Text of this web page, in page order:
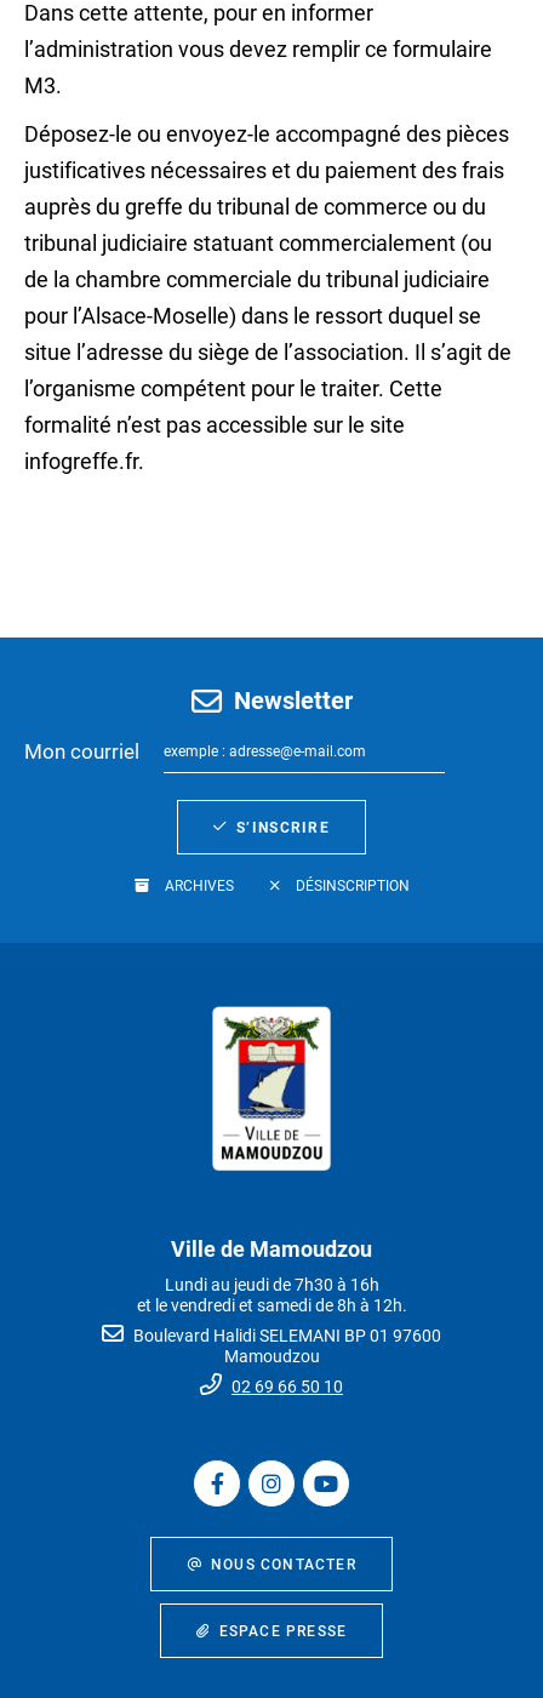
Dans cette attente, pour en informer
l’administration vous devez remplir ce formulaire
M3.
Déposez-le ou envoyez-le accompagné des pièces
justificatives nécessaires et du paiement des frais
auprès du greffe du tribunal de commerce ou du
tribunal judiciaire statuant commercialement (ou
de la chambre commerciale du tribunal judiciaire
pour l’Alsace-Moselle) dans le ressort duquel se
situe l’adresse du siège de l’association. Il s’agit de
l’organisme compétent pour le traiter. Cette
formalité n’est pas accessible sur le site
infogreffe.fr.
Newsletter
Mon courriel
S’INSCRIRE
ARCHIVES DÉSINSCRIPTION
Ville de Mamoudzou
Lundi au jeudi de 7h30 à 16h
et le vendredi et samedi de 8h à 12h.
Boulevard Halidi SELEMANI BP 01 97600
Mamoudzou
02 69 66 50 10
NOUS CONTACTER
ESPACE PRESSE